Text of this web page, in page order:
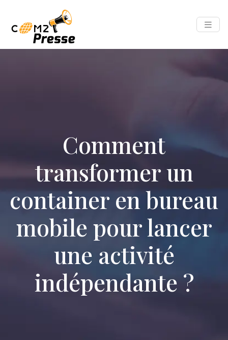
Comment
transformer un
container en bureau
mobile pour lancer
une activité
indépendante ?